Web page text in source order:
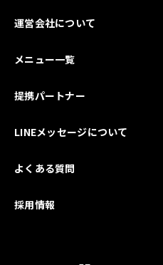
運営会社について
メニュー一覧
提携パートナー
LINEメッセージについて
よくある質問
採用情報